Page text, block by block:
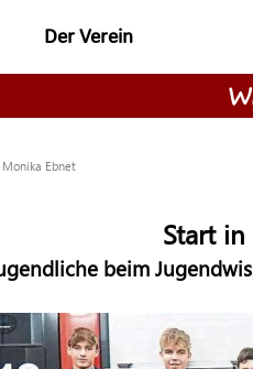
▼
Der Verein
Ebnet
Start
beim